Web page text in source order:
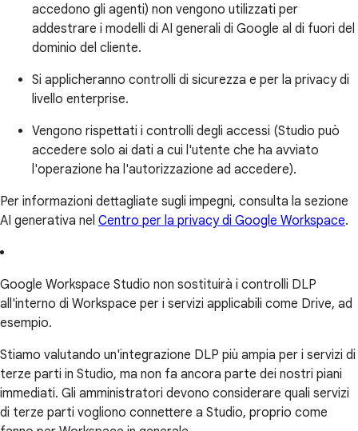
accedono gli agenti) non vengono utilizzati per
addestrare i modelli di AI generali di Google al di fuori del
dominio del cliente.
Si applicheranno controlli di sicurezza e per la privacy di
livello enterprise.
Vengono rispettati i controlli degli accessi (Studio può
accedere solo ai dati a cui l'utente che ha avviato
l'operazione ha l'autorizzazione ad accedere).
Per informazioni dettagliate sugli impegni, consulta la sezione
AI generativa nel Centro per la privacy di Google Workspace.
Google Workspace Studio non sostituirà i controlli DLP
all'interno di Workspace per i servizi applicabili come Drive, ad
esempio.
Stiamo valutando un'integrazione DLP più ampia per i servizi di
terze parti in Studio, ma non fa ancora parte dei nostri piani
immediati. Gli amministratori devono considerare quali servizi
di terze parti vogliono connettere a Studio, proprio come